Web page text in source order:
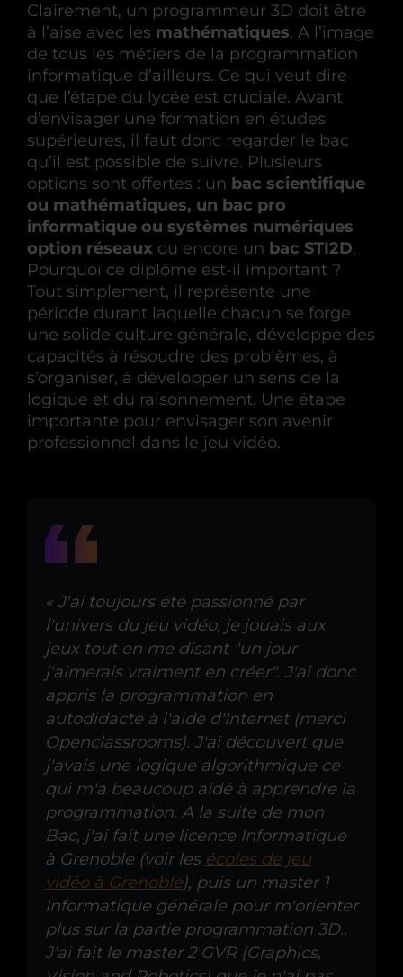
Clairement, un programmeur 3D doit être
à l’aise avec les mathématiques. A l’image
de tous les métiers de la programmation
informatique d’ailleurs. Ce qui veut dire
que l’étape du lycée est cruciale. Avant
d’envisager une formation en études
supérieures, il faut donc regarder le bac
qu’il est possible de suivre. Plusieurs
options sont offertes : un bac scientifique
ou mathématiques, un bac pro
informatique ou systèmes numériques
option réseaux ou encore un bac STI2D.
Pourquoi ce diplôme est-il important ?
Tout simplement, il représente une
période durant laquelle chacun se forge
une solide culture générale, développe des
capacités à résoudre des problèmes, à
s’organiser, à développer un sens de la
logique et du raisonnement. Une étape
importante pour envisager son avenir
professionnel dans le jeu vidéo.
« J'ai toujours été passionné par
l'univers du jeu vidéo, je jouais aux
jeux tout en me disant "un jour
j'aimerais vraiment en créer". J'ai donc
appris la programmation en
autodidacte à l'aide d'Internet (merci
Openclassrooms). J'ai découvert que
j'avais une logique algorithmique ce
qui m'a beaucoup aidé à apprendre la
programmation. A la suite de mon
Bac, j'ai fait une licence Informatique
à Grenoble (voir les écoles de jeu
vidéo à Grenoble), puis un master 1
Informatique générale pour m'orienter
plus sur la partie programmation 3D..
J'ai fait le master 2 GVR (Graphics,